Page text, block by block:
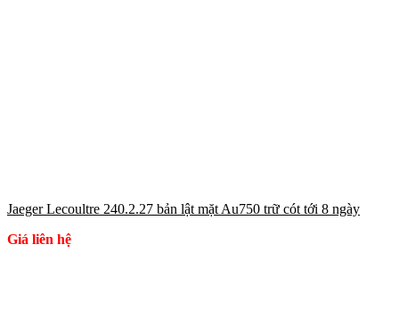
Jaeger Lecoultre 240.2.27 bản lật mặt Au750 trữ cót tới 8 ngày
Giá liên hệ